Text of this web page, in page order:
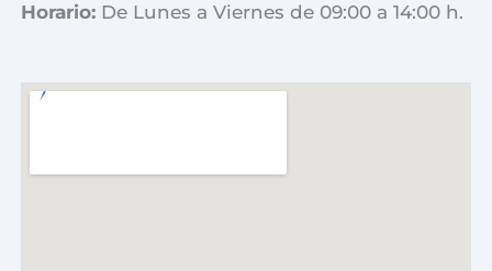
Horario: De Lunes a Viernes de 09:00 a 14:00 h.